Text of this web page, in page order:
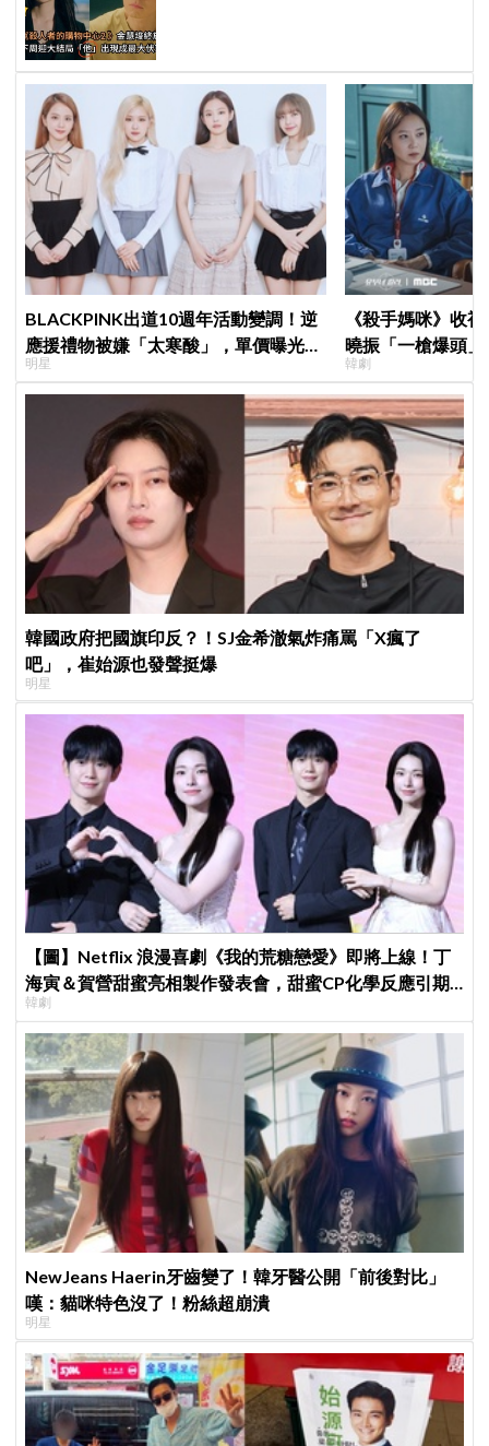
BLACKPINK出道10週年活動變調！逆
應援禮物被嫌「太寒酸」，單價曝光引
群嘲
明星
《殺手媽咪》收
曉振「一槍爆頭
韓劇
韓國政府把國旗印反？！SJ金希澈氣炸痛罵「X瘋了
吧」，崔始源也發聲挺爆
明星
【圖】Netflix 浪漫喜劇《我的荒糖戀愛》即將上線！丁
海寅＆賀營甜蜜亮相製作發表會，甜蜜CP化學反應引期
待
韓劇
NewJeans Haerin牙齒變了！韓牙醫公開「前後對比」
嘆：貓咪特色沒了！粉絲超崩潰
明星